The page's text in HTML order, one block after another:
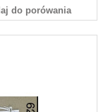
do porówania